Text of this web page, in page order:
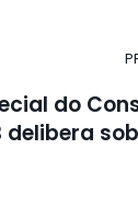
do
delibera